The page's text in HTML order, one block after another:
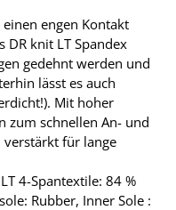
engen Kontakt
DR knit LT Spandex
gedehnt werden und
lässt es auch
Mit hoher
zum schnellen An- und
verstärkt für lange
4-Spantextile: 84 %
Rubber, Inner Sole :